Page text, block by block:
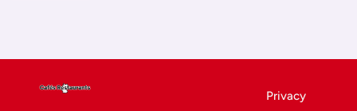
Privacy